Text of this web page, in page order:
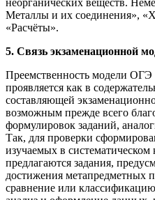
неорганических веществ.
Металлы и их соединения»,
«Расчёты».
5. Связь экзаменационной
Преемственность модели
проявляется как в
составляющей
возможным прежде всего
формулировок заданий,
Так, для проверки
изучаемых в
предлагаются задания,
достижения метапредметных
сравнение или